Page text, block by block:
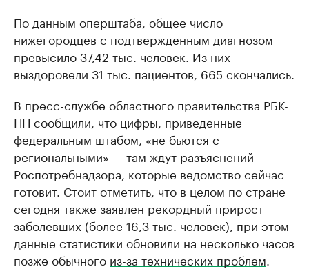
По данным оперштаба, общее число
нижегородцев с подтвержденным диагнозом
превысило 37,42 тыс. человек. Из них
выздоровели 31 тыс. пациентов, 665 скончались.
В пресс-службе областного правительства РБК-
НН сообщили, что цифры, приведенные
федеральным штабом, «не бьются с
региональными» — там ждут разъяснений
Роспотребнадзора, которые ведомство сейчас
готовит. Стоит отметить, что в целом по стране
сегодня также заявлен рекордный прирост
заболевших (более 16,3 тыс. человек), при этом
данные статистики обновили на несколько часов
позже обычного из-за технических проблем